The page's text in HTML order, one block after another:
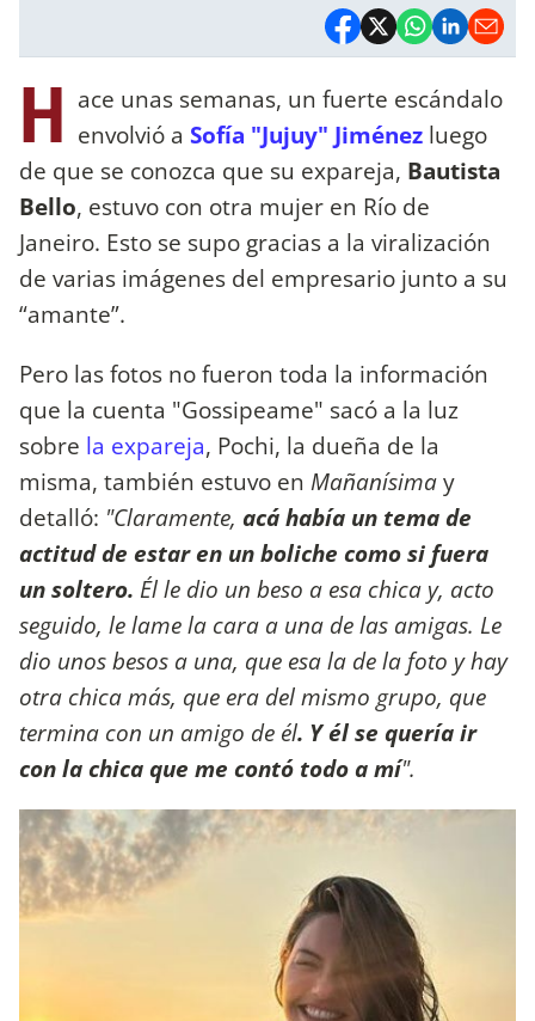
H ace unas semanas, un fuerte escándalo
envolvió a Sofía "Jujuy" Jiménez luego
de que se conozca que su expareja, Bautista
Bello, estuvo con otra mujer en Río de
Janeiro. Esto se supo gracias a la viralización
de varias imágenes del empresario junto a su
“amante”.
Pero las fotos no fueron toda la información
que la cuenta "Gossipeame" sacó a la luz
sobre la expareja, Pochi, la dueña de la
misma, también estuvo en Mañanísimay
detalló: "Claramente, acá había un tema de
actitud de estar en un boliche como si fuera
un soltero. Él le dio un beso a esa chica y, acto
seguido, le lame la cara a una de las amigas. Le
dio unos besos a una, que esa la de la foto y hay
otra chica más, que era del mismo grupo, que
termina con un amigo de él. Y él se quería ir
con la chica que me contó todo a mí".